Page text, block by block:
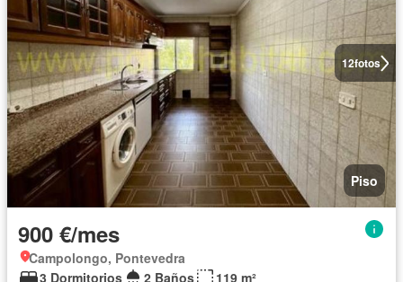
12fotos
Piso
900 €/mes
Campolongo, Pontevedra
3 Dormitorios
2 Baños
119 m²